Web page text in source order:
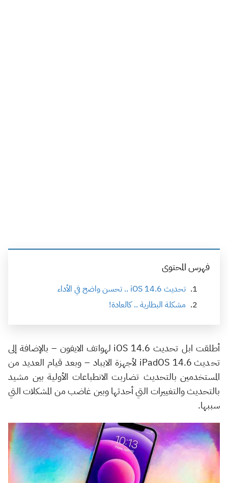
فهرس المحتوى
تحديث iOS 14.6 .. تحسن واضح في الأداء
مشكلة البطارية .. كالعادة!
أطلقت ابل تحديث iOS 14.6 لهواتف الايفون – بالإضافة إلى
تحديث iPadOS 14.6 لأجهزة الايباد – وبعد قيام العديد من
المستخدمين بالتحديث تضاربت الانطباعات الأولية بين مشيد
بالتحديث والتغييرات التي أحدثها وبين غاضب من المشكلات التي
سببها.